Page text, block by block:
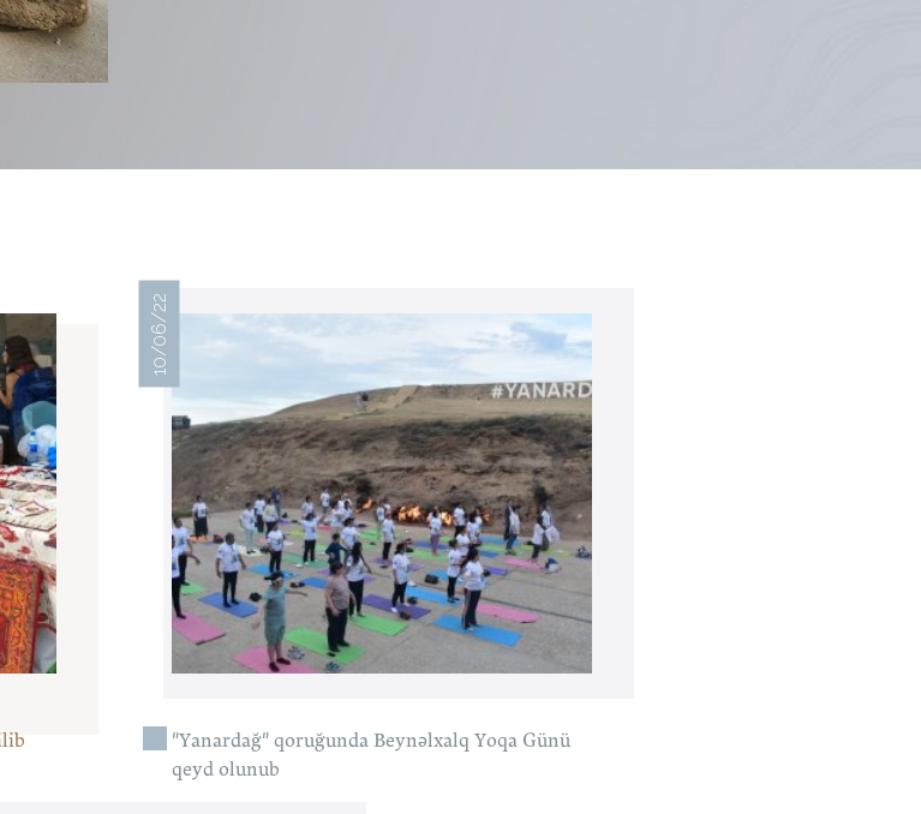
10/06/22
"Yanardağ" qoruğunda Beynəlxalq Yoqa Günü
qeyd olunub